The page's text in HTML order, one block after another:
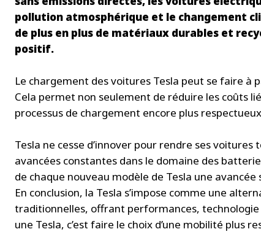
pollution atmosphérique et le changement
de plus en plus de matériaux durables et
positif.
Le chargement des voitures Tesla peut se faire à
Cela permet non seulement de réduire les coûts
processus de chargement encore plus
Tesla ne cesse d’innover pour rendre ses
avancées constantes dans le domaine des
de chaque nouveau modèle de Tesla une
En conclusion, la Tesla s’impose comme une
traditionnelles, offrant performances,
une Tesla, c’est faire le choix d’une mobilité plus